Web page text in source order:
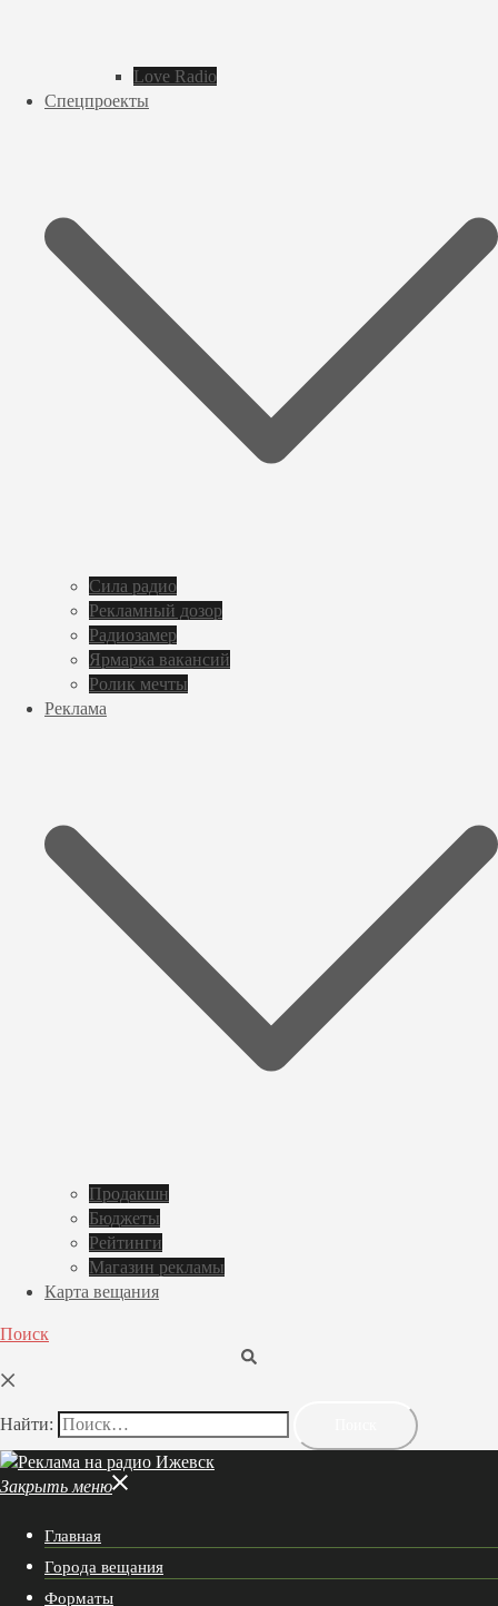
Love Radio
Спецпроекты
Сила радио
Рекламный дозор
Радиозамер
Ярмарка вакансий
Ролик мечты
Реклама
Продакшн
Бюджеты
Рейтинги
Магазин рекламы
Карта вещания
Поиск
Найти:
Закрыть меню
Главная
Города вещания
Форматы